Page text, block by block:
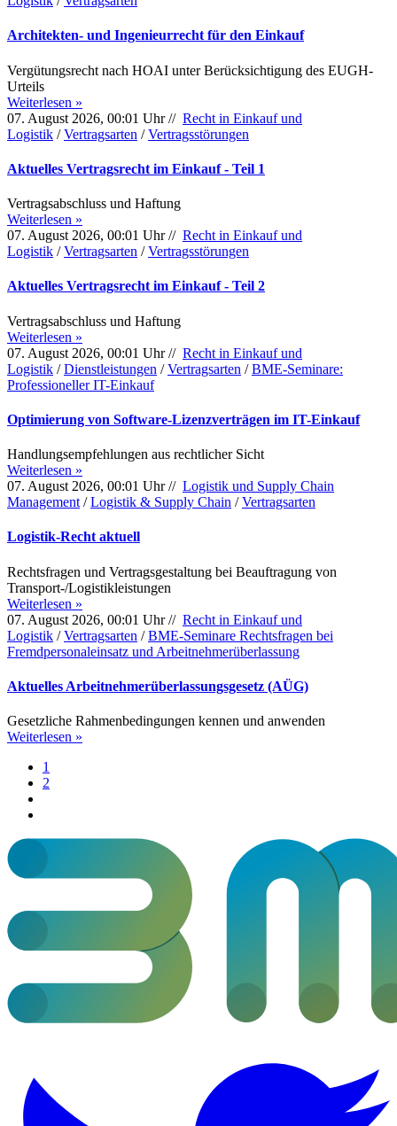
Architekten- und Ingenieurrecht für den Einkauf
Vergütungsrecht nach HOAI unter Berücksichtigung des EUGH-
Urteils
Weiterlesen »
07. August 2026, 00:01 Uhr // Recht in Einkauf und
Logistik /Vertragsarten /Vertragsstörungen
Aktuelles Vertragsrecht im Einkauf - Teil 1
Vertragsabschluss und Haftung
Weiterlesen »
07. August 2026, 00:01 Uhr // Recht in Einkauf und
Logistik /Vertragsarten /Vertragsstörungen
Aktuelles Vertragsrecht im Einkauf - Teil 2
Vertragsabschluss und Haftung
Weiterlesen »
07. August 2026, 00:01 Uhr // Recht in Einkauf und
Logistik /Dienstleistungen /Vertragsarten /BME-Seminare:
Professioneller IT-Einkauf
Optimierung von Software-Lizenzverträgen im IT-Einkauf
Handlungsempfehlungen aus rechtlicher Sicht
Weiterlesen »
07. August 2026, 00:01 Uhr // Logistik und Supply Chain
Management /Logistik & Supply Chain /Vertragsarten
Logistik-Recht aktuell
Rechtsfragen und Vertragsgestaltung bei Beauftragung von
Transport-/Logistikleistungen
Weiterlesen »
07. August 2026, 00:01 Uhr // Recht in Einkauf und
Logistik /Vertragsarten /BME-Seminare Rechtsfragen bei
Fremdpersonaleinsatz und Arbeitnehmerüberlassung
Aktuelles Arbeitnehmerüberlassungsgesetz (AÜG)
Gesetzliche Rahmenbedingungen kennen und anwenden
Weiterlesen »
1
2